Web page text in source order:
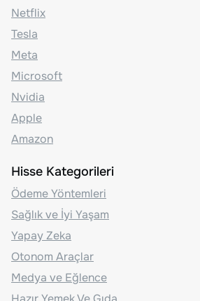
Netflix
Tesla
Meta
Microsoft
Nvidia
Apple
Amazon
Hisse Kategorileri
Ödeme Yöntemleri
Sağlık ve İyi Yaşam
Yapay Zeka
Otonom Araçlar
Medya ve Eğlence